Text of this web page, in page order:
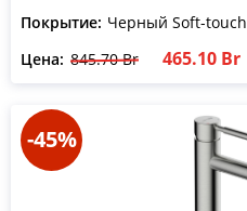
Покрытие: Черный Soft-touch
Цена: 845.70 Br 465.10 Br
-45%